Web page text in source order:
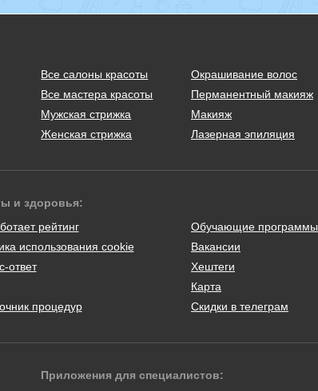
Все салоны красоты
Все мастера красоты
Мужская стрижка
Женская стрижка
Окрашивание волос
Перманентный макияж
Макияж
Лазерная эпиляция
и здоровья:
рейтинг
использования cookie
ответ
процедур
Обучающие программы
Вакансии
Хештеги
Карта
Скидки в телеграм
Приложения для специалистов: